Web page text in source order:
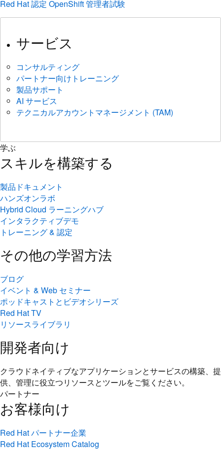
Red Hat 認定 OpenShift 管理者試験
サービス
コンサルティング
パートナー向けトレーニング
製品サポート
AI サービス
テクニカルアカウントマネージメント (TAM)
学ぶ
スキルを構築する
製品ドキュメント
ハンズオンラボ
Hybrid Cloud ラーニングハブ
インタラクティブデモ
トレーニング & 認定
その他の学習方法
ブログ
イベント & Web セミナー
ポッドキャストとビデオシリーズ
Red Hat TV
リソースライブラリ
開発者向け
クラウドネイティブなアプリケーションとサービスの構築、提
供、管理に役立つリソースとツールをご覧ください。
パートナー
お客様向け
Red Hat パートナー企業
Red Hat Ecosystem Catalog